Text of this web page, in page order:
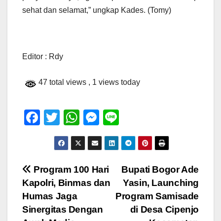
sehat dan selamat,” ungkap Kades. (Tomy)
Editor : Rdy
47 total views , 1 views today
F
e
b
o
o
T
wi
tt
er
W
h
at
s
A
p
M
e
ss
e
n
er
n
e
Navigasi
pos
Bupati Bogor Ade
Yasin, Launching
Program Samisade
di Desa Cipenjo
Program 100 Hari
Kapolri, Binmas dan
Humas Jaga
Sinergitas Dengan